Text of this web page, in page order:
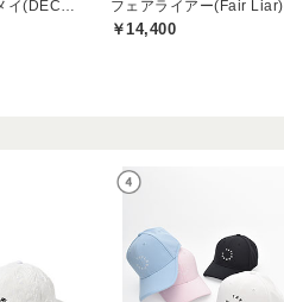
フェアライアー(Fair Liar)
￥14,400